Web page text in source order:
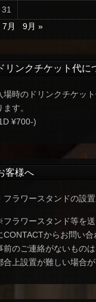
31
7月
9月 »
リンクチケット代に
場時のドリンクチケッ
ます。
¥700-)
客様へ
フラワースタンドの設置
ラワースタンド等を
CONTACTからお問い合
前のご連絡がないもの
合上設置が難しい場合が